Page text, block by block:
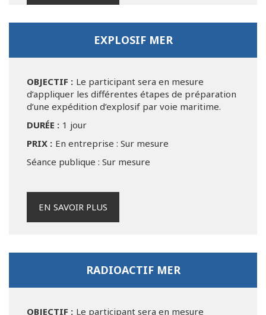
EXPLOSIF MER
OBJECTIF : Le participant sera en mesure
d’appliquer les différentes étapes de préparation
d’une expédition d’explosif par voie maritime.
DURÉE : 1 jour
PRIX : En entreprise : Sur mesure
Séance publique : Sur mesure
EN SAVOIR PLUS
RADIOACTIF MER
OBJECTIF : Le participant sera en mesure